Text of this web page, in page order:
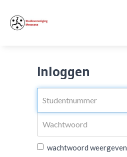
Inloggen
wachtwoord weergeven